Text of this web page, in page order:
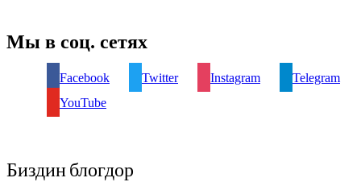
Мы в соц. сетях
Facebook Twitter Instagram
Telegram
YouTube
Биздин блогдор